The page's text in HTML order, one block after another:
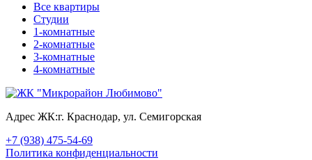
Все квартиры
Студии
1-комнатные
2-комнатные
3-комнатные
4-комнатные
Адрес ЖК:г. Краснодар, ул. Семигорская
+7 (938) 475-54-69
Политика конфиденциальности